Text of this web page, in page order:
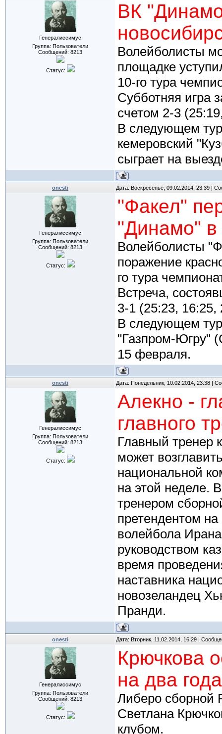
Генералиссимус
Группа: Пользователи
Сообщений: 8213
Статус:
ВК
Волейболисты
площадке
10-го тура
Субботняя игра
счетом 2-3
В следующем
кемеровский
сыграет на
onesti Дата: Воскресенье, 09.02.2014, 23:39 |
Генералиссимус
Группа: Пользователи
Сообщений: 8213
Статус:
"Факел"
"Динамо" в
Волейболисты
поражение
го тура
Встреча,
3-1 (25:23, 16:25,
В следующем
"Газпром-Югру"
15 февраля.
onesti Дата: Понедельник, 10.02.2014, 23:38 |
Генералиссимус
Группа: Пользователи
Сообщений: 8213
Статус:
Алекно -
главного
Главный тренер
может
национальной
на этой неделе.
тренером
претендентом
волейбола
руководством
время
наставника
новозеландец
Пранди.
onesti Дата: Вторник, 11.02.2014, 16:29 |
Генералиссимус
Группа: Пользователи
Сообщений: 8213
Статус:
Крючкова
на два года
Либеро сборной
Светлана
клубом.